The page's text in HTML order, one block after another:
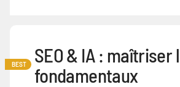
BEST
SEO & IA : maîtriser
fondamentaux